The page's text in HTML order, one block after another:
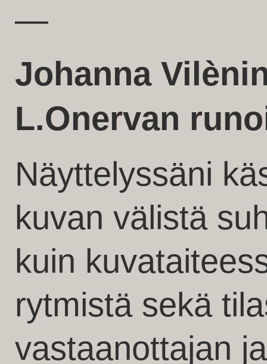
—
Johanna
L.Onervan
Näyttelyssäni
kuvan välistä
kuin
rytmistä sekä
vastaanottajan